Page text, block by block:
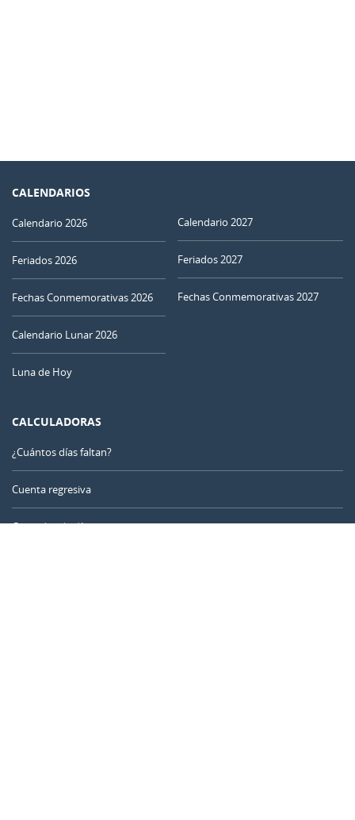
CALENDARIOS
Calendario 2026
Feriados 2026
Fechas Conmemorativas 2026
Calendario Lunar 2026
Luna de Hoy
Calendario 2027
Feriados 2027
Fechas Conmemorativas 2027
CALCULADORAS
¿Cuántos días faltan?
Cuenta regresiva
Contador de días